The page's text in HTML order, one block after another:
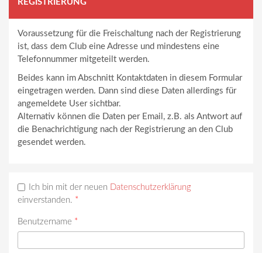
REGISTRIERUNG
Voraussetzung für die Freischaltung nach der Registrierung
ist, dass dem Club eine Adresse und mindestens eine
Telefonnummer mitgeteilt werden.
Beides kann im Abschnitt Kontaktdaten in diesem Formular
eingetragen werden. Dann sind diese Daten allerdings für
angemeldete User sichtbar.
Alternativ können die Daten per Email, z.B. als Antwort auf
die Benachrichtigung nach der Registrierung an den Club
gesendet werden.
Ich bin mit der neuen Datenschutzerklärung
einverstanden. *
Benutzername *